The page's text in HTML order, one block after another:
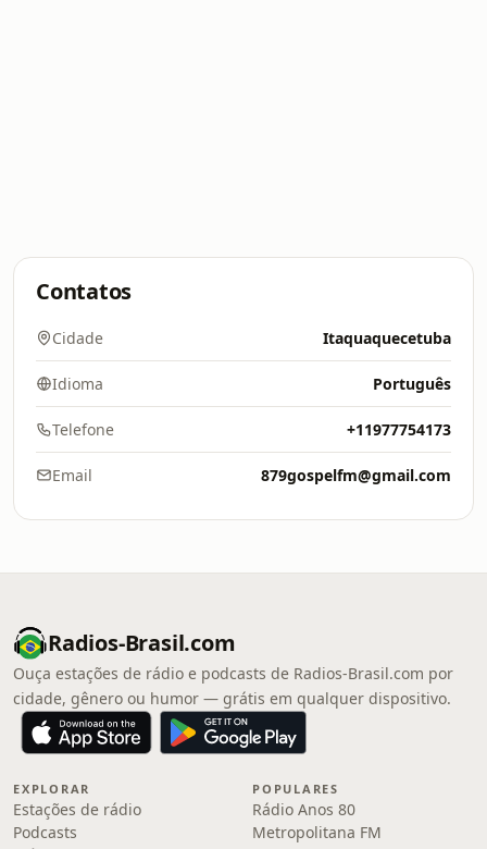
Contatos
Cidade Itaquaquecetuba
Idioma Português
Telefone +11977754173
Email 879gospelfm@gmail.com
Radios-Brasil.com
Ouça estações de rádio e podcasts de Radios-Brasil.com por
cidade, gênero ou humor — grátis em qualquer dispositivo.
EXPLORAR
Estações de rádio
Podcasts
POPULARES
Rádio Anos 80
Metropolitana FM